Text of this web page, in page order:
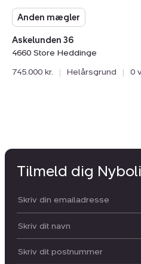
Anden mægler
Askelunden 36
4660 Store Heddinge
745.000 kr.
| Helårsgrund | 0
Tilmeld dig
Din email:
Dit navn:
Postnummer